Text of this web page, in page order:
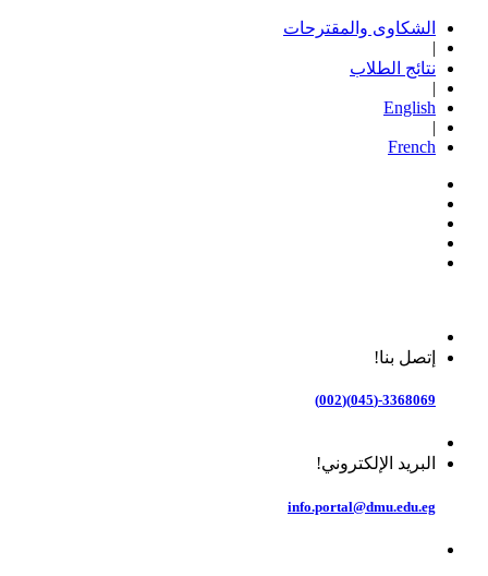
الشكاوى والمقترحات
|
نتائج الطلاب
|
English
|
French
إتصل بنا!
3368069-(045)(002)
البريد الإلكتروني!
info.portal@dmu.edu.eg